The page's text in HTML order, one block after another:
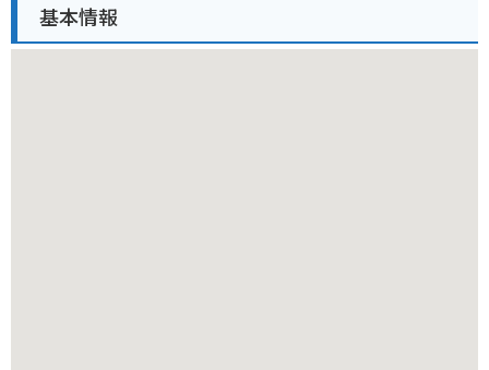
中楽しむことができます。また、周辺には宮ヶ瀬湖や丹沢湖な
ど、景観の美しい観光スポットも点在しており、ツーリングの
基本情報